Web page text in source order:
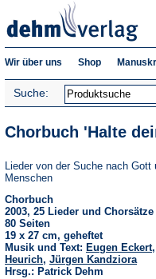
Wir über uns Shop
Suche:
Chorbuch 'Halte
Lieder von der Suche nach Gott
Menschen
Chorbuch
2003, 25 Lieder und Chorsätze
80 Seiten
19 x 27 cm, geheftet
Musik und Text: Eugen Eckert,
Heurich, Jürgen Kandziora
Hrsg.: Patrick Dehm